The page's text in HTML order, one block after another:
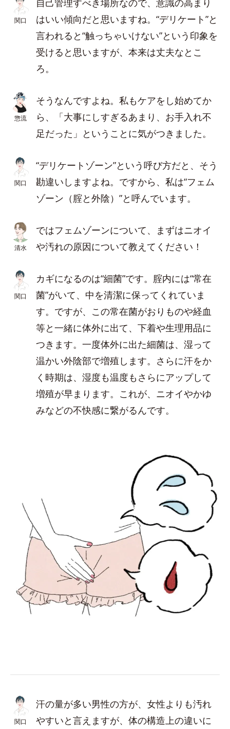
関口
自己管理すべき場所なので、意識の高まり
はいい傾向だと思いますね。“デリケート”と
言われると“触っちゃいけない”という印象を
受けると思いますが、本来は丈夫なとこ
ろ。
惣流
そうなんですよね。私もケアをし始めてか
ら、「大事にしすぎるあまり、お手入れ不
足だった」ということに気がつきました。
関口
“デリケートゾーン”という呼び方だと、そう
勘違いしますよね。ですから、私は“フェム
ゾーン（腟と外陰）”と呼んでいます。
清水
ではフェムゾーンについて、まずはニオイ
や汚れの原因について教えてください！
関口
カギになるのは“細菌”です。腟内には“常在
菌”がいて、中を清潔に保ってくれていま
す。ですが、この常在菌がおりものや経血
等と一緒に体外に出て、下着や生理用品に
つきます。一度体外に出た細菌は、湿って
温かい外陰部で増殖します。さらに汗をか
く時期は、湿度も温度もさらにアップして
増殖が早まります。これが、ニオイやかゆ
みなどの不快感に繋がるんです。
関口
汗の量が多い男性の方が、女性よりも汚れ
やすいと言えますが、体の構造上の違いに